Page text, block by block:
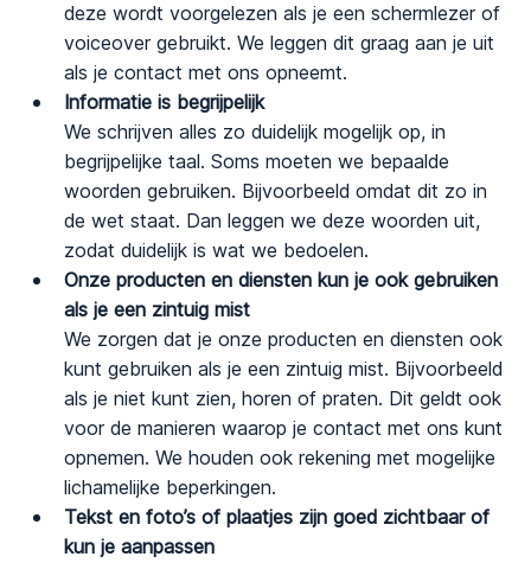
deze wordt voorgelezen als je een schermlezer of
voiceover gebruikt. We leggen dit graag aan je uit
als je contact met ons opneemt.
Informatie is begrijpelijk
We schrijven alles zo duidelijk mogelijk op, in
begrijpelijke taal. Soms moeten we bepaalde
woorden gebruiken. Bijvoorbeeld omdat dit zo in
de wet staat. Dan leggen we deze woorden uit,
zodat duidelijk is wat we bedoelen.
Onze producten en diensten kun je ook gebruiken
als je een zintuig mist
We zorgen dat je onze producten en diensten ook
kunt gebruiken als je een zintuig mist. Bijvoorbeeld
als je niet kunt zien, horen of praten. Dit geldt ook
voor de manieren waarop je contact met ons kunt
opnemen. We houden ook rekening met mogelijke
lichamelijke beperkingen.
Tekst en foto’s of plaatjes zijn goed zichtbaar of
kun je aanpassen